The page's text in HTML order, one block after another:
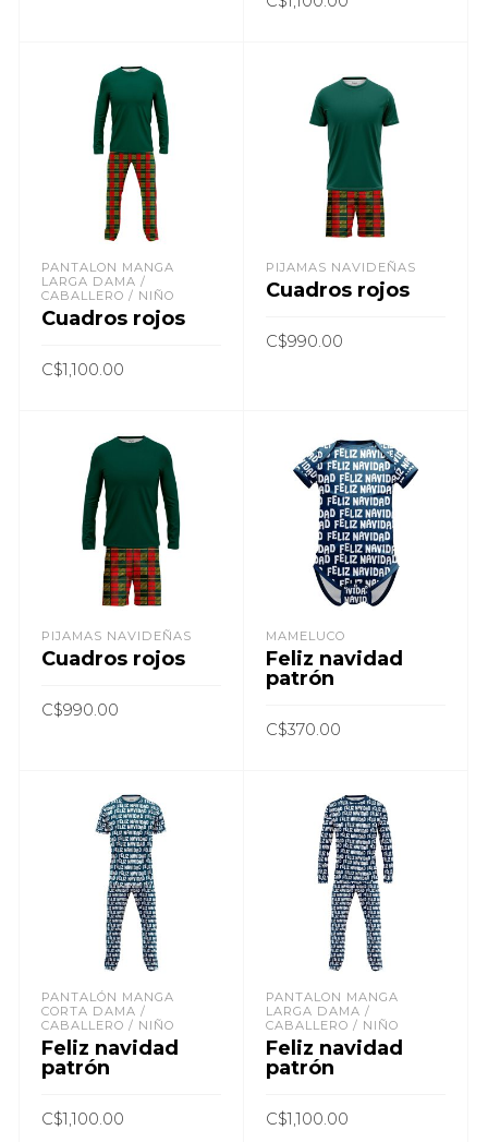
PANTALON MANGA
LARGA DAMA /
CABALLERO / NIÑO
Cuadros rojos
C$1,100.00
PIJAMAS NAVIDEÑAS
Cuadros rojos
C$990.00
PIJAMAS NAVIDEÑAS
Cuadros rojos
C$990.00
MAMELUCO
Feliz navidad
patrón
C$370.00
PANTALÓN MANGA
CORTA DAMA /
CABALLERO / NIÑO
Feliz navidad
patrón
C$1,100.00
PANTALON MANGA
LARGA DAMA /
CABALLERO / NIÑO
Feliz navidad
patrón
C$1,100.00